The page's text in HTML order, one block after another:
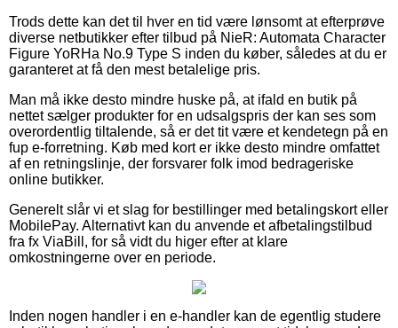
Trods dette kan det til hver en tid være lønsomt at efterprøve
diverse netbutikker efter tilbud på NieR: Automata Character
Figure YoRHa No.9 Type S inden du køber, således at du er
garanteret at få den mest betalelige pris.
Man må ikke desto mindre huske på, at ifald en butik på
nettet sælger produkter for en udsalgspris der kan ses som
overordentlig tiltalende, så er det tit være et kendetegn på en
fup e-forretning. Køb med kort er ikke desto mindre omfattet
af en retningslinje, der forsvarer folk imod bedrageriske
online butikker.
Generelt slår vi et slag for bestillinger med betalingskort eller
MobilePay. Alternativt kan du anvende et afbetalingstilbud
fra fx ViaBill, for så vidt du higer efter at klare
omkostningerne over en periode.
Inden nogen handler i en e-handler kan de egentlig studere